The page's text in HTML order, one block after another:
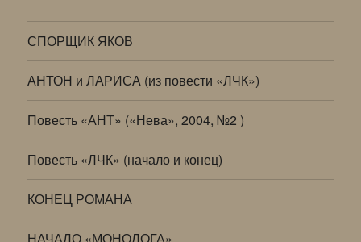
СПОРЩИК ЯКОВ
АНТОН и ЛАРИСА (из повести «ЛЧК»)
Повесть «АНТ» («Нева», 2004, №2 )
Повесть «ЛЧК» (начало и конец)
КОНЕЦ РОМАНА